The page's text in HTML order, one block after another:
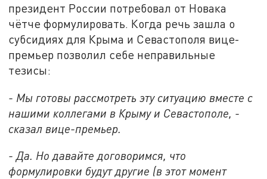
президент России потребовал от Новака
чётче формулировать. Когда речь зашла о
субсидиях для Крыма и Севастополя вице-
премьер позволил себе неправильные
тезисы:
- Мы готовы рассмотреть эту ситуацию вместе с
нашими коллегами в Крыму и Севастополе, -
сказал вице-премьер.
- Да. Но давайте договоримся, что
формулировки будут другие (в этот момент